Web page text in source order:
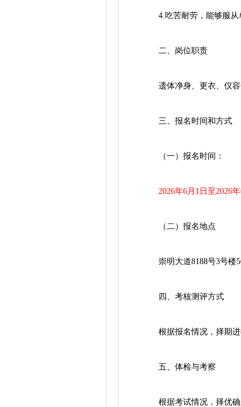
4.吃苦耐劳，能够服从
二、岗位职责
遗体净身、更衣、仪容
三、报名时间和方式
（一）报名时间：
2026年6月1日至2026
（二）报名地点
崇明大道8188号3号楼
四、考核测评方式
根据报名情况，择期进
五、体检与考察
根据考试情况，择优确